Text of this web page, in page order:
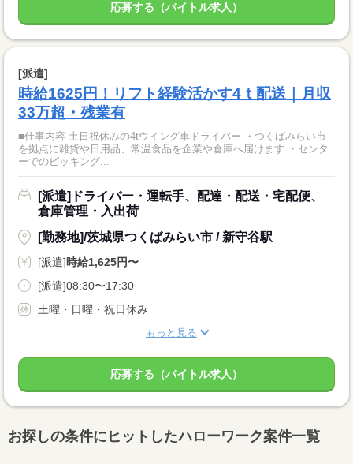
応募する（バイトル求人）
[派遣]
時給1625円！リフト経験活かす4ｔ配送｜月収
33万超・残業有
■仕事内容 土日祝休みの4tウイング車ドライバー ・つくばみらい市
を拠点に雑貨や日用品、常温食品を企業や倉庫へ届けます ・センタ
ーでのピッキング...
[派遣]ドライバー・運転手、配達・配送・宅配便、
倉庫管理・入出荷
[勤務地]/茨城県つくばみらい市 / 新守谷駅
[派遣]時給1,625円〜
[派遣]08:30〜17:30
土曜・日曜・祝日休み
もっと見る
応募する（バイトル求人）
お探しの条件にヒットしたハローワーク案件一覧